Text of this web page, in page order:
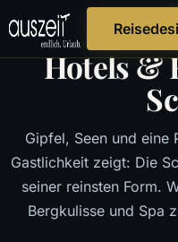
Hotels &
Gipfel, Seen und eine
Gastlichkeit zeigt: Die
seiner reinsten Form.
Bergkulisse und Spa